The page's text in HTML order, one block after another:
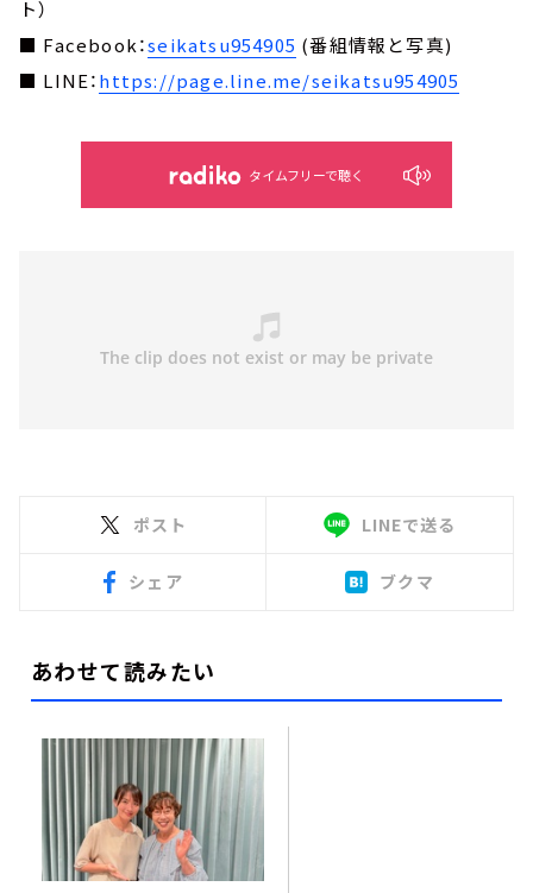
ト）
■ Facebook：seikatsu954905 (番組情報と写真)
■ LINE：https://page.line.me/seikatsu954905
タイムフリーで聴く
ポスト LINEで送る
シェア ブクマ
あわせて読みたい